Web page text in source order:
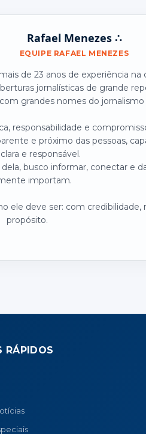
Rafael Menezes ∴
EQUIPE RAFAEL MENEZES
de 23 anos de experiência na
jornalísticas de grande
grandes nomes do jornalismo
responsabilidade e
e próximo das pessoas,
e responsável.
busco informar, conectar e
importam.
ele deve ser: com credibilidade,
propósito.
RÁPIDOS